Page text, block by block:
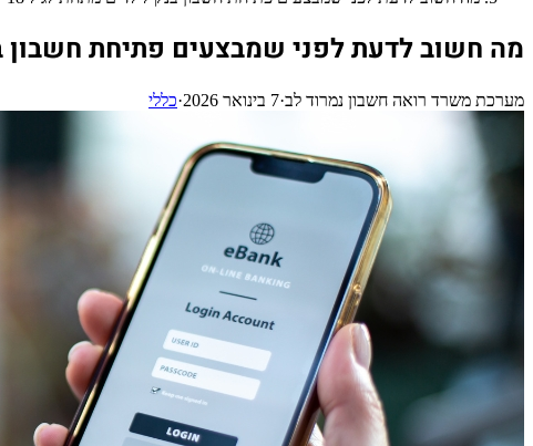
מה חשוב לדעת לפני שמבצעים פתיחת חשבון
מערכת משרד רואה חשבון נמרוד לב·7 בינואר 2026 ·כללי